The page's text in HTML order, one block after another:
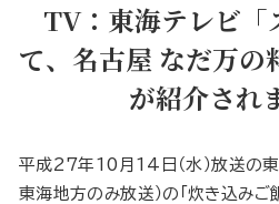
TV：東海テレビ「
て、名古屋 なだ万の
が紹介され
平成27年10月14日（水）放送の東
東海地方のみ放送）の「炊き込みご